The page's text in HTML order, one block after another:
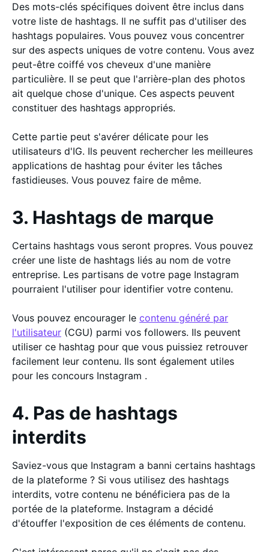
Des mots-clés spécifiques doivent être inclus dans
votre liste de hashtags. Il ne suffit pas d'utiliser des
hashtags populaires. Vous pouvez vous concentrer
sur des aspects uniques de votre contenu. Vous avez
peut-être coiffé vos cheveux d'une manière
particulière. Il se peut que l'arrière-plan des photos
ait quelque chose d'unique. Ces aspects peuvent
constituer des hashtags appropriés.
Cette partie peut s'avérer délicate pour les
utilisateurs d'IG. Ils peuvent rechercher les meilleures
applications de hashtag pour éviter les tâches
fastidieuses. Vous pouvez faire de même.
3. Hashtags de marque
Certains hashtags vous seront propres. Vous pouvez
créer une liste de hashtags liés au nom de votre
entreprise. Les partisans de votre page Instagram
pourraient l'utiliser pour identifier votre contenu.
Vous pouvez encourager le contenu généré par
l'utilisateur (CGU) parmi vos followers. Ils peuvent
utiliser ce hashtag pour que vous puissiez retrouver
facilement leur contenu. Ils sont également utiles
pour les concours Instagram .
4. Pas de hashtags
interdits
Saviez-vous que Instagram a banni certains hashtags
de la plateforme ? Si vous utilisez des hashtags
interdits, votre contenu ne bénéficiera pas de la
portée de la plateforme. Instagram a décidé
d'étouffer l'exposition de ces éléments de contenu.